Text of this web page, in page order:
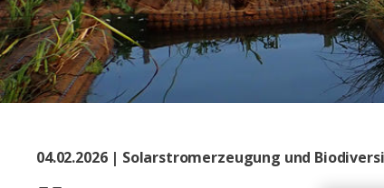
04.02.2026 | Solarstromerzeugung und